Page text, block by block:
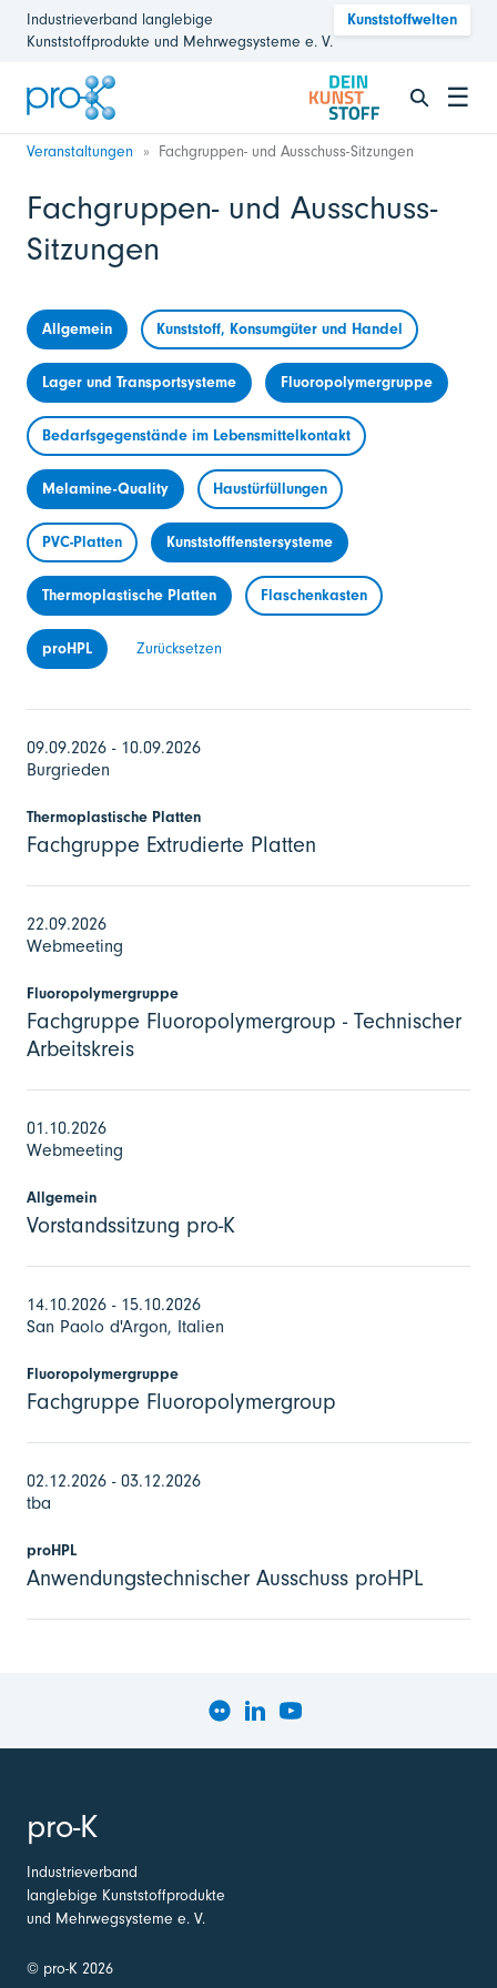
Industrieverband langlebige
Kunststoffprodukte und Mehrwegsysteme e. V.
Kunststoffwelten
☰
Veranstaltungen Fachgruppen- und Ausschuss-Sitzungen
Fachgruppen- und Ausschuss-
Sitzungen
Allgemein Kunststoff, Konsumgüter und Handel
Lager und Transportsysteme Fluoropolymergruppe
Bedarfsgegenstände im Lebensmittelkontakt
Melamine-Quality Haustürfüllungen
PVC-Platten Kunststofffenstersysteme
Thermoplastische Platten Flaschenkasten
proHPL Zurücksetzen
09.09.2026 - 10.09.2026
Burgrieden
Thermoplastische Platten
Fachgruppe Extrudierte Platten
22.09.2026
Webmeeting
Fluoropolymergruppe
Fachgruppe Fluoropolymergroup - Technischer
Arbeitskreis
01.10.2026
Webmeeting
Allgemein
Vorstandssitzung pro-K
14.10.2026 - 15.10.2026
San Paolo d'Argon, Italien
Fluoropolymergruppe
Fachgruppe Fluoropolymergroup
02.12.2026 - 03.12.2026
tba
proHPL
Anwendungstechnischer Ausschuss proHPL
pro-K
Industrieverband
langlebige Kunststoffprodukte
und Mehrwegsysteme e. V.
© pro-K 2026